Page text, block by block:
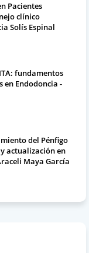
Pacientes
clínico
Solís Espinal
fundamentos
en Endodoncia -
del Pénfigo
actualización en
Maya García